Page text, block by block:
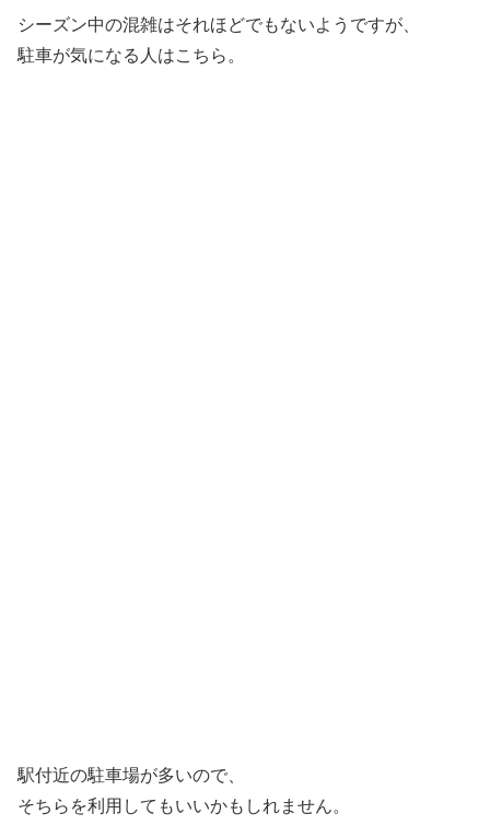
シーズン中の混雑はそれほどでもないようですが、
駐車が気になる人はこちら。
駅付近の駐車場が多いので、
そちらを利用してもいいかもしれません。